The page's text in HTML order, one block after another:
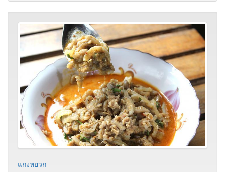
แกงหยวก